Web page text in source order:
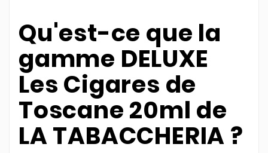
Qu'est-ce que la
gamme DELUXE
Les Cigares de
Toscane 20ml de
LA TABACCHERIA ?